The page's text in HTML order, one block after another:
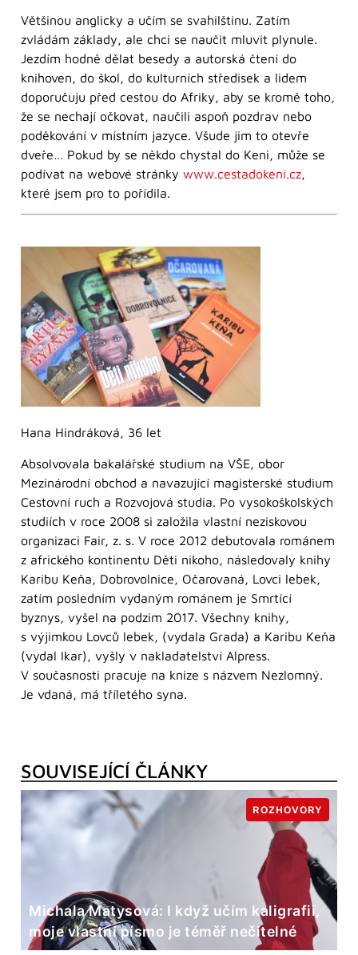
Většinou anglicky a učím se svahilštinu. Zatím
zvládám základy, ale chci se naučit mluvit plynule.
Jezdím hodně dělat besedy a autorská čtení do
knihoven, do škol, do kulturních středisek a lidem
doporučuju před cestou do Afriky, aby se kromě toho,
že se nechají očkovat, naučili aspoň pozdrav nebo
poděkování v místním jazyce. Všude jim to otevře
dveře… Pokud by se někdo chystal do Keni, může se
podívat na webové stránky www.cestadokeni.cz,
které jsem pro to pořídila.
Hana Hindráková, 36 let
Absolvovala bakalářské studium na VŠE, obor
Mezinárodní obchod a navazující magisterské studium
Cestovní ruch a Rozvojová studia. Po vysokoškolských
studiích v roce 2008 si založila vlastní neziskovou
organizaci Fair, z. s. V roce 2012 debutovala románem
z afrického kontinentu Děti nikoho, následovaly knihy
Karibu Keňa, Dobrovolnice, Očarovaná, Lovci lebek,
zatím posledním vydaným románem je Smrtící
byznys, vyšel na podzim 2017. Všechny knihy,
s výjimkou Lovců lebek, (vydala Grada) a Karibu Keňa
(vydal Ikar), vyšly v nakladatelství Alpress.
V současnosti pracuje na knize s názvem Nezlomný.
Je vdaná, má tříletého syna.
SOUVISEJÍCÍ ČLÁNKY
Michala Matysová: I když učím kaligrafii,
moje vlastní písmo je téměř nečitelné
ROZHOVORY